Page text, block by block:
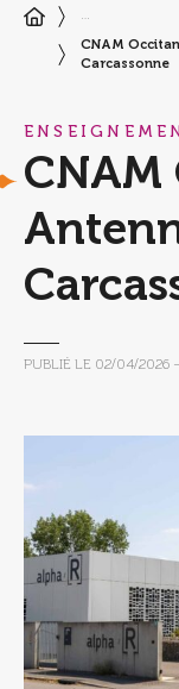
…
CNAM
Carcassonne
PUBLIÉ LE 02/04/2026